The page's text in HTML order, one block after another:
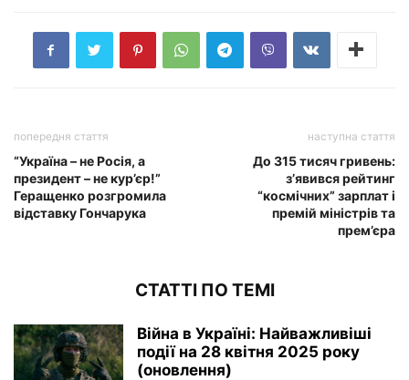
попередня стаття
“Україна – не Росія, а
президент – не кур’єр!”
Геращенко розгромила
відставку Гончарука
наступна стаття
До 315 тисяч гривень:
з’явився рейтинг
“космічних” зарплат і
премій міністрів та
прем’єра
СТАТТІ ПО ТЕМІ
Війна в Україні: Найважливіші
події на 28 квітня 2025 року
(оновлення)